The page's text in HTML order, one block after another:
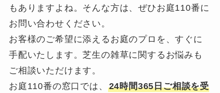
もありますよね。そんな方は、ぜひお庭110番に
お問い合わせください。
お客様のご希望に添えるお庭のプロを、すぐに
手配いたします。芝生の雑草に関するお悩みも
ご相談いただけます。
お庭110番の窓口では、 24時間365日ご相談を受